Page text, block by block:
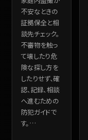
不安なときの
証拠保全と相
談先チェック。
不審物を触っ
て壊したり危
険な探し方を
したりせず、確
認、記録、相談
へ進むための
防犯ガイドで
す。 …